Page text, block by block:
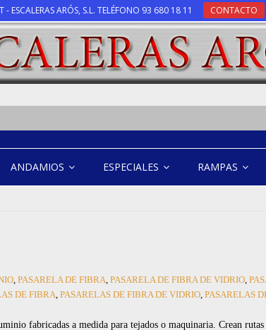
- ESCALERAS ARÓS, S.L. TELÉFONO 93 680 18 11 CONTACTO
ANDAMIOS ESPECIALES RAMPAS
, PASARELA DE FIBRA, PASARELA DE FIBRA DE VIDRIO,
DE FIBRA, PASARELAS DE FIBRA DE VIDRIO, PASARELAS
fabricadas a medida para tejados o maquinaria. Crean rutas